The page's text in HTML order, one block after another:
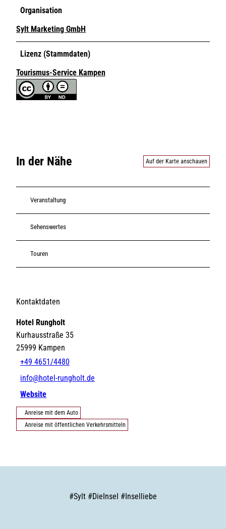
Organisation
Sylt Marketing GmbH
Lizenz (Stammdaten)
Tourismus-Service Kampen
In der Nähe Auf der Karte anschauen
Veranstaltung
Sehenswertes
Touren
Kontaktdaten
Hotel Rungholt
Kurhausstraße 35
25999 Kampen
+49 4651/4480
info@hotel-rungholt.de
Website
Anreise mit dem Auto
Anreise mit öffentlichen Verkehrsmitteln
#Sylt #DieInsel #Inselliebe